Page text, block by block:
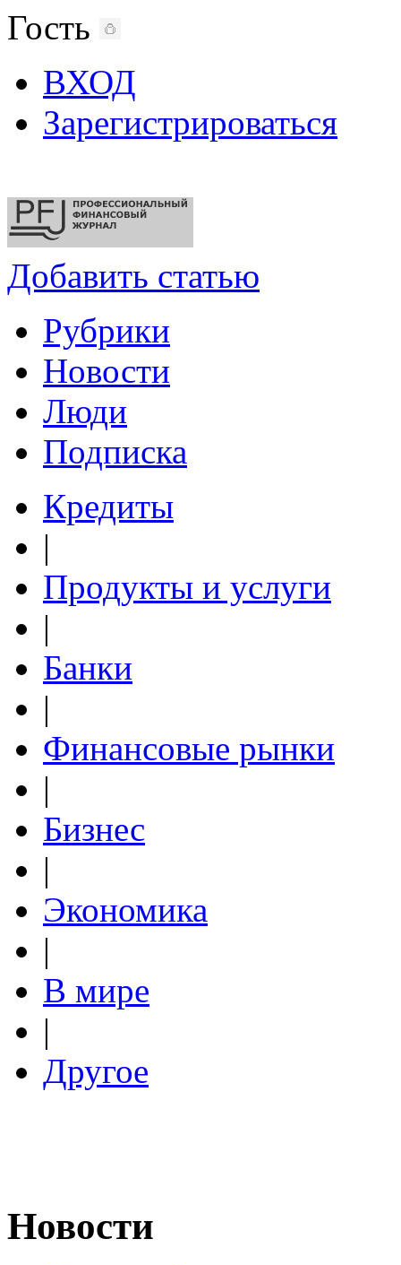
Гость
ВХОД
Зарегистрироваться
Добавить статью
Рубрики
Новости
Люди
Подписка
Кредиты
|
Продукты и услуги
|
Банки
|
Финансовые рынки
|
Бизнес
|
Экономика
|
В мире
|
Другое
Новости